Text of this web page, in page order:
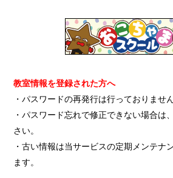
教室情報を登録された方へ
・パスワードの再発行は行っておりません
・パスワード忘れで修正できない場合は
さい。
・古い情報は当サービスの定期メンテナ
ます。